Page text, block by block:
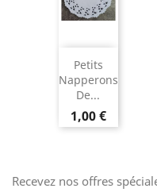
Petits
Napperons
De...
1,00 €
Recevez nos offres